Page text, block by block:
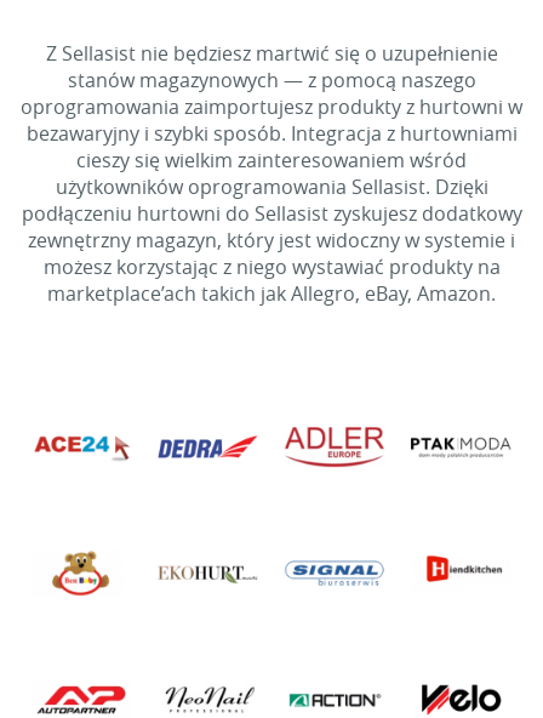
Z Sellasist nie będziesz martwić się o uzupełnienie
stanów magazynowych — z pomocą naszego
oprogramowania zaimportujesz produkty z hurtowni w
bezawaryjny i szybki sposób. Integracja z hurtowniami
cieszy się wielkim zainteresowaniem wśród
użytkowników oprogramowania Sellasist. Dzięki
podłączeniu hurtowni do Sellasist zyskujesz dodatkowy
zewnętrzny magazyn, który jest widoczny w systemie i
możesz korzystając z niego wystawiać produkty na
marketplace’ach takich jak Allegro, eBay, Amazon.